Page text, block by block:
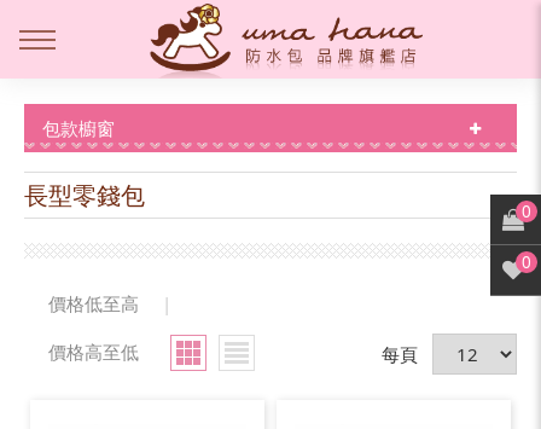
包款櫥窗
長型零錢包
價格低至高
|
價格高至低
每頁
0
0